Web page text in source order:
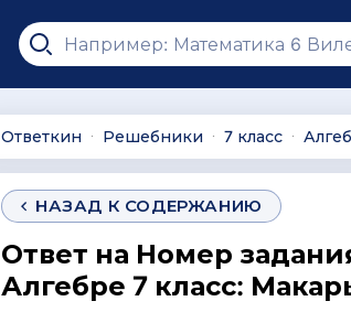
Ответкин ∙ Решебники ∙ 7 класс ∙
НАЗАД К СОДЕРЖАНИЮ
Ответ на Номер
Алгебре 7 класс: